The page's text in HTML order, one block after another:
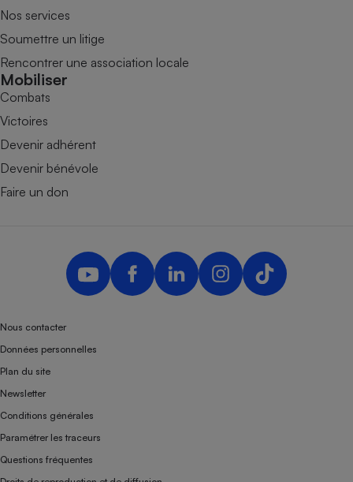
Nos services
Soumettre un litige
Rencontrer une association locale
Mobiliser
Combats
Victoires
Devenir adhérent
Devenir bénévole
Faire un don
Nous contacter
Données personnelles
Plan du site
Newsletter
Conditions générales
Paramétrer les traceurs
Questions fréquentes